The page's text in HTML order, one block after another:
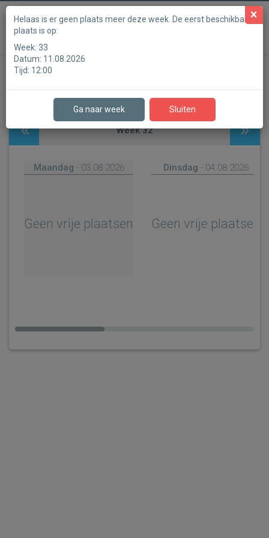
Powered by
SUMMIT
Stap 1
Week32
Maandag - 03.08.2026
Geen vrije plaatsen
Dinsdag - 04.08.2026
Geen vrije plaatsen
Helaas is er geen plaats meer deze week. De eerst beschikbare
plaats is op:
Week: 33
Datum: 11.08.2026
Tijd: 12:00
Ga naar week Sluiten